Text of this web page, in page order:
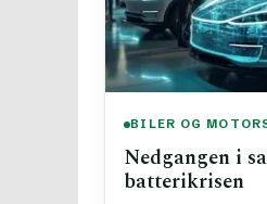
BILER OG
Nedgangen i
batterikrisen